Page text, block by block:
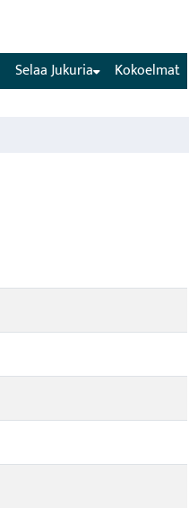
(current) Kokoelmat
Selaa Jukuria